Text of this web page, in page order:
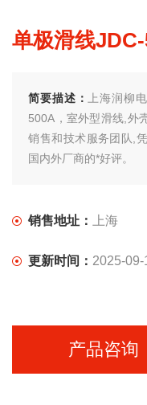
单极滑线
简要描述：
上海润柳
500A，室外型滑线,外
销售和技术服务团队,
国内外厂商的*好评。
销售地址： 上海
更新时间： 2025-09-
产品咨询